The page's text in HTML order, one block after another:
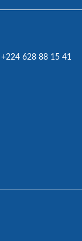
+224 628 88 15 41